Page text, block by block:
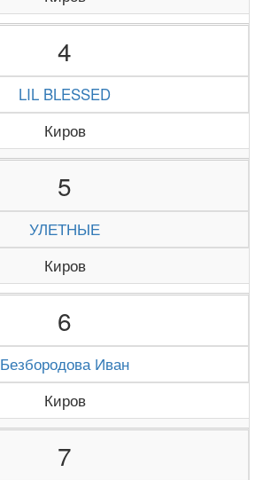
4
LIL BLESSED
Киров
5
УЛЕТНЫЕ
Киров
6
Безбородова Иван
Киров
7